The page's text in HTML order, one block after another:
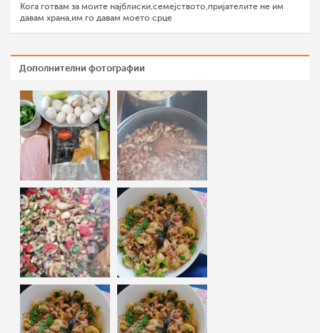
Кога готвам за моите најблиски,семејството,пријателите не им
давам храна,им го давам моето срце
Дополнителни фотографии